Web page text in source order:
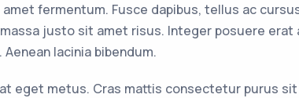
fermentum. Fusce dapibus, tellus ac
justo sit amet risus. Integer posuere erat
lacinia bibendum.
eget metus. Cras mattis consectetur purus